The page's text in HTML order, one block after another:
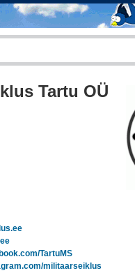
Tartu OÜ
TartuMS
militaarseiklus